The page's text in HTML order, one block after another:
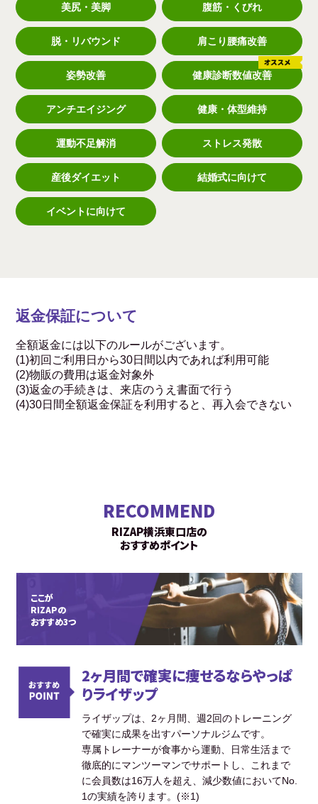
美尻・美脚 腹筋・くびれ
脱・リバウンド 肩こり腰痛改善
姿勢改善 健康診断数値改善
アンチエイジング 健康・体型維持
運動不足解消 ストレス発散
産後ダイエット 結婚式に向けて
イベントに向けて
返金保証について
全額返金には以下のルールがございます。
(1)初回ご利用日から30日間以内であれば利用可能
(2)物販の費用は返金対象外
(3)返金の手続きは、来店のうえ書面で行う
(4)30日間全額返金保証を利用すると、再入会できない
RECOMMEND
RIZAP横浜東口店の
おすすめポイント
ここが
RIZAPの
おすすめ3つ
2ヶ月間で確実に痩せるならやっぱ
りライザップ
ライザップは、2ヶ月間、週2回のトレーニング
で確実に成果を出すパーソナルジムです。
専属トレーナーが食事から運動、日常生活まで
徹底的にマンツーマンでサポートし、これまで
に会員数は16万人を超え、減少数値においてNo.
1の実績を誇ります。(※1)